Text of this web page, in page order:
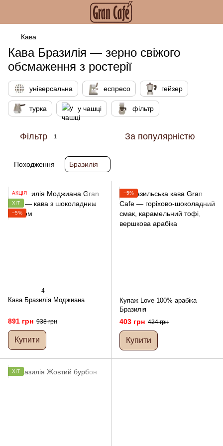
Кава
Кава Бразилія — зерно свіжого
обсмаження з ростерії
універсальна еспресо гейзер
турка у чашці фільтр
Фільтр 1 За популярністю
Походження Бразилія
АКЦІЯ
ХІТ
−5%
4
Кава Бразилія Моджиана
891 грн 938 грн
Купити
−5%
Купаж Love 100% арабіка
Бразилія
403 грн 424 грн
Купити
ХІТ